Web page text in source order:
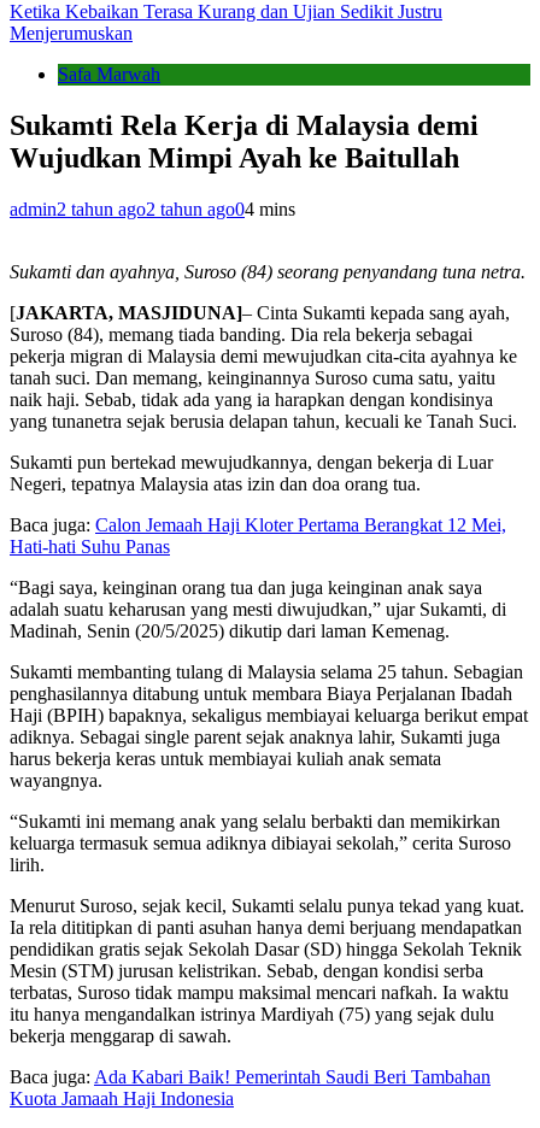
Ketika Kebaikan Terasa Kurang dan Ujian Sedikit Justru
Menjerumuskan
Safa Marwah
Sukamti Rela Kerja di Malaysia demi
Wujudkan Mimpi Ayah ke Baitullah
admin2 tahun ago2 tahun ago04 mins
Sukamti dan ayahnya, Suroso (84) seorang penyandang tuna netra.
[JAKARTA, MASJIDUNA]– Cinta Sukamti kepada sang ayah,
Suroso (84), memang tiada banding. Dia rela bekerja sebagai
pekerja migran di Malaysia demi mewujudkan cita-cita ayahnya ke
tanah suci. Dan memang, keinginannya Suroso cuma satu, yaitu
naik haji. Sebab, tidak ada yang ia harapkan dengan kondisinya
yang tunanetra sejak berusia delapan tahun, kecuali ke Tanah Suci.
Sukamti pun bertekad mewujudkannya, dengan bekerja di Luar
Negeri, tepatnya Malaysia atas izin dan doa orang tua.
Baca juga: Calon Jemaah Haji Kloter Pertama Berangkat 12 Mei,
Hati-hati Suhu Panas
“Bagi saya, keinginan orang tua dan juga keinginan anak saya
adalah suatu keharusan yang mesti diwujudkan,” ujar Sukamti, di
Madinah, Senin (20/5/2025) dikutip dari laman Kemenag.
Sukamti membanting tulang di Malaysia selama 25 tahun. Sebagian
penghasilannya ditabung untuk membara Biaya Perjalanan Ibadah
Haji (BPIH) bapaknya, sekaligus membiayai keluarga berikut empat
adiknya. Sebagai single parent sejak anaknya lahir, Sukamti juga
harus bekerja keras untuk membiayai kuliah anak semata
wayangnya.
“Sukamti ini memang anak yang selalu berbakti dan memikirkan
keluarga termasuk semua adiknya dibiayai sekolah,” cerita Suroso
lirih.
Menurut Suroso, sejak kecil, Sukamti selalu punya tekad yang kuat.
Ia rela dititipkan di panti asuhan hanya demi berjuang mendapatkan
pendidikan gratis sejak Sekolah Dasar (SD) hingga Sekolah Teknik
Mesin (STM) jurusan kelistrikan. Sebab, dengan kondisi serba
terbatas, Suroso tidak mampu maksimal mencari nafkah. Ia waktu
itu hanya mengandalkan istrinya Mardiyah (75) yang sejak dulu
bekerja menggarap di sawah.
Baca juga: Ada Kabari Baik! Pemerintah Saudi Beri Tambahan
Kuota Jamaah Haji Indonesia